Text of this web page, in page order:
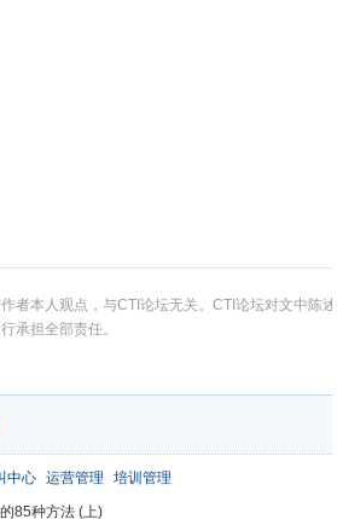
作者本人观点，与CTI论坛无关。CTI论坛对文中
承担全部责任。
中心 运营管理 培训管理
85种方法 (上)